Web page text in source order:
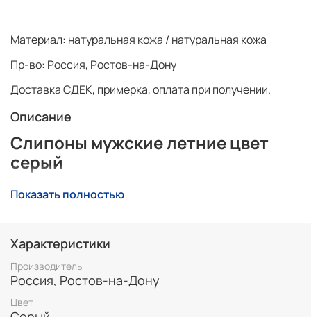
Материал: натуральная кожа / натуральная кожа
Пр-во: Россия, Ростов-на-Дону
Доставка СДЕК, примерка, оплата при получении.
Описание
Слипоны мужские летние цвет
серый
Обувь из натуральной кожи, самая лучшая обувь для
лета, повышенный коморт при использовании,
Слипоны удобно и обувать.
резиновые вставки, благодаря чему обувь хорошо
держится на ноге.
без каблука. Похожи на кеды.
Однотонные подходят для повседневного обихода, а
Показать полностью
Характеристики
Производитель
Россия, Ростов-на-Дону
Цвет